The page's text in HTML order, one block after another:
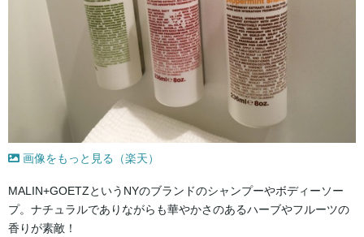
画像をもっと見る（楽天）
MALIN+GOETZというNYのブランドのシャンプーやボディーソー
プ。ナチュラルでありながらも華やかさのあるハーブやフルーツの
香りが素敵！